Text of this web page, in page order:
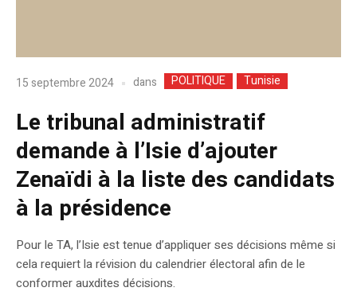
15 septembre 2024 dans POLITIQUE Tunisie
Le tribunal administratif
demande à l’Isie d’ajouter
Zenaïdi à la liste des candidats
à la présidence
Pour le TA, l’Isie est tenue d’appliquer ses décisions même si
cela requiert la révision du calendrier électoral afin de le
conformer auxdites décisions.